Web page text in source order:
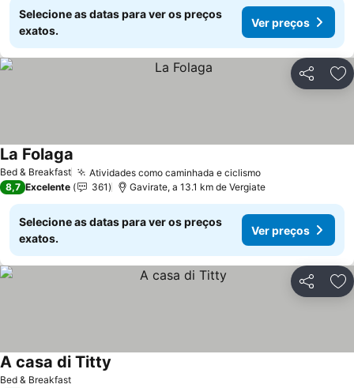
Selecione as datas para ver os preços
exatos.
Ver preços
Partilhar
Bed & Breakfast Atividades como caminhada e ciclismoVer preços
La Folaga
8,7 Excelente 361 Gavirate, a 13.1 km de Vergiate
Selecione as datas para ver os preços
exatos.
Ver preços
Partilhar
Bed & Breakfast
A casa di Titty